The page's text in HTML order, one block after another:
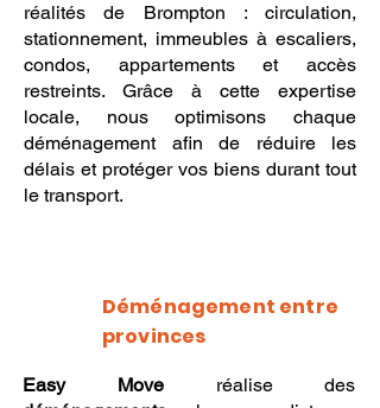
réalités de Brompton : circulation,
stationnement, immeubles à escaliers,
condos, appartements et accès
restreints. Grâce à cette expertise
locale, nous optimisons chaque
déménagement afin de réduire les
délais et protéger vos biens durant tout
le transport.
Déménagement entre
provinces
Easy Move réalise des